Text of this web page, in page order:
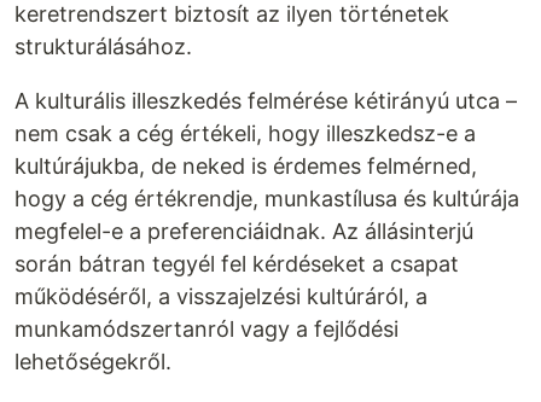
keretrendszert biztosít az ilyen történetek
strukturálásához.
A kulturális illeszkedés felmérése kétirányú utca –
nem csak a cég értékeli, hogy illeszkedsz-e a
kultúrájukba, de neked is érdemes felmérned,
hogy a cég értékrendje, munkastílusa és kultúrája
megfelel-e a preferenciáidnak. Az állásinterjú
során bátran tegyél fel kérdéseket a csapat
működéséről, a visszajelzési kultúráról, a
munkamódszertanról vagy a fejlődési
lehetőségekről.